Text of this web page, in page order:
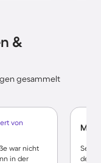
&
gesammelt
von
war nicht
in der
Sehr